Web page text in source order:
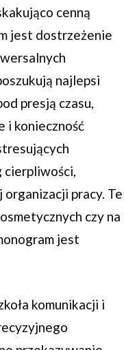
cenną
jest dostrzeżenie
najlepsi
presją czasu,
i konieczność
cierpliwości,
organizacji pracy. Te
czy na
jest
komunikacji i